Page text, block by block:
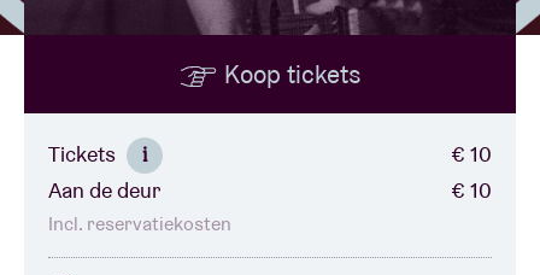
BRDCST
ABtv
Koop tickets
Tickets i
€ 10
Aan de deur
€ 10
Incl. reservatiekosten